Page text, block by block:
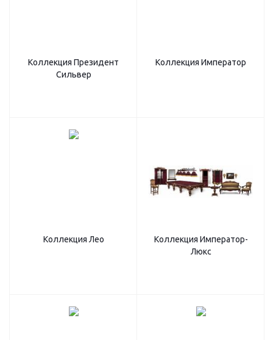
Коллекция Президент
Сильвер
Коллекция Император
Коллекция Лео
Коллекция Император-
Люкс